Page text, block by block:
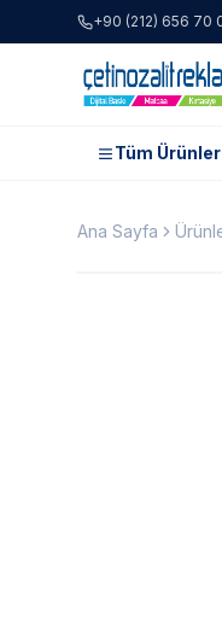
+90 (212) 656 70
Tüm Ürünler
Ana Sayfa